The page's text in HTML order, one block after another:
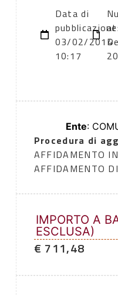
Data di
03/02/2014
10:17
20
Ente:
Procedura di
AFFIDAMENTO
AFFIDAMENTO
IMPORTO A
ESCLUSA)
€ 711,48